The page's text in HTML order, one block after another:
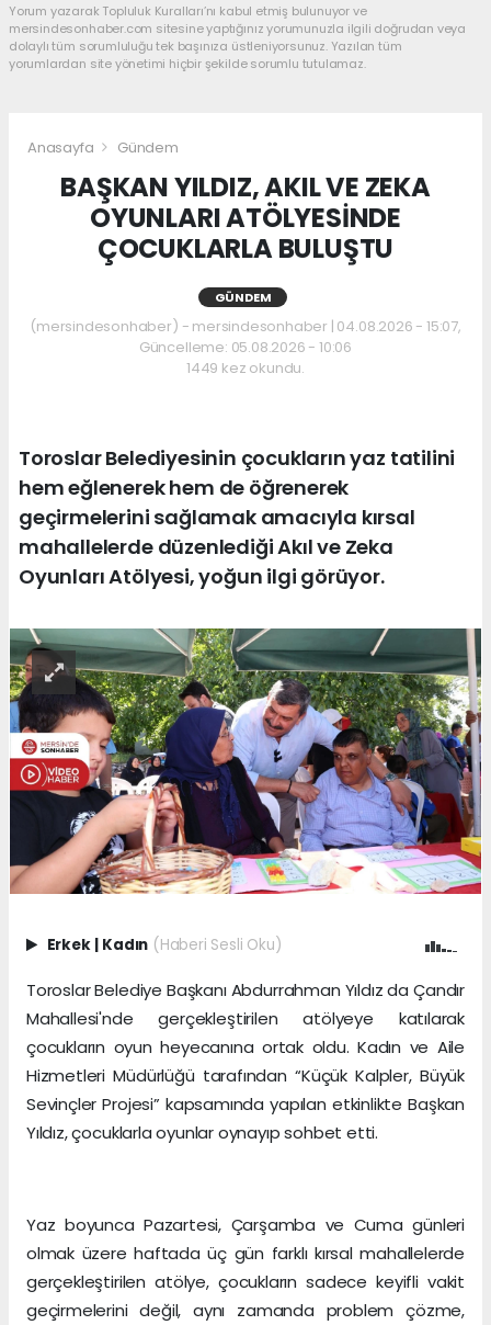
Yorum yazarak Topluluk Kuralları’nı kabul etmiş bulunuyor ve
mersindesonhaber.com sitesine yaptığınız yorumunuzla ilgili doğrudan veya
dolaylı tüm sorumluluğu tek başınıza üstleniyorsunuz. Yazılan tüm
yorumlardan site yönetimi hiçbir şekilde sorumlu tutulamaz.
Anasayfa Gündem
BAŞKAN YILDIZ, AKIL VE ZEKA
OYUNLARI ATÖLYESİNDE
ÇOCUKLARLA BULUŞTU
GÜNDEM
(mersindesonhaber) - mersindesonhaber | 04.08.2026 - 15:07,
Güncelleme: 05.08.2026 - 10:06
1449 kez okundu.
Toroslar Belediyesinin çocukların yaz tatilini
hem eğlenerek hem de öğrenerek
geçirmelerini sağlamak amacıyla kırsal
mahallelerde düzenlediği Akıl ve Zeka
Oyunları Atölyesi, yoğun ilgi görüyor.
Erkek | Kadın (Haberi Sesli Oku)
Toroslar Belediye Başkanı Abdurrahman Yıldız da Çandır
Mahallesi'nde gerçekleştirilen atölyeye katılarak
çocukların oyun heyecanına ortak oldu. Kadın ve Aile
Hizmetleri Müdürlüğü tarafından “Küçük Kalpler, Büyük
Sevinçler Projesi” kapsamında yapılan etkinlikte Başkan
Yıldız, çocuklarla oyunlar oynayıp sohbet etti.
Yaz boyunca Pazartesi, Çarşamba ve Cuma günleri
olmak üzere haftada üç gün farklı kırsal mahallelerde
gerçekleştirilen atölye, çocukların sadece keyifli vakit
geçirmelerini değil, aynı zamanda problem çözme,